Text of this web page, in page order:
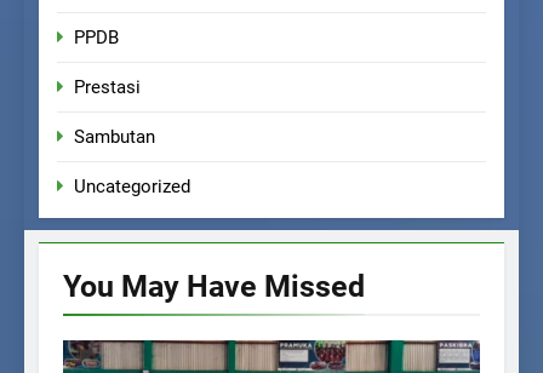
PPDB
Prestasi
Sambutan
Uncategorized
You May Have Missed
UNCATEGORIZED